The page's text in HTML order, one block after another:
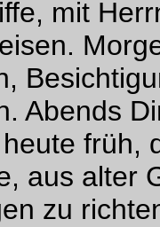
mit
Abends
früh,
aus alter
zu